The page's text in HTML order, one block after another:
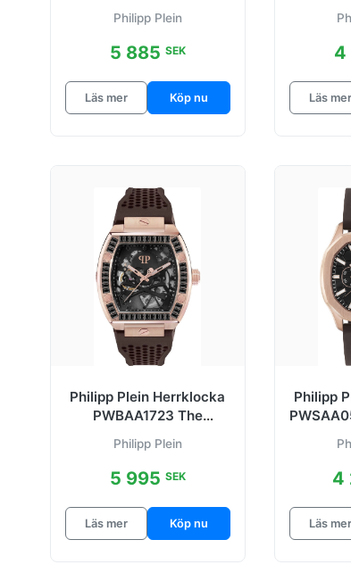
Ø44 mm
Philipp Plein
5 885 SEK
Läs mer Köp nu
4
Läs mer
Philipp Plein Herrklocka
PWBAA1723 The
mm
Philipp Plein
5 995 SEK
Läs mer Köp nu
Philipp
4
Läs mer